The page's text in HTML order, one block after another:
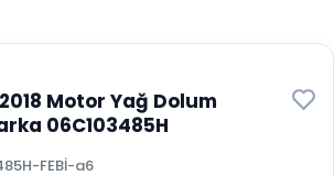
Motor Yağ Dolum
06C103485H
FEBİ-a6